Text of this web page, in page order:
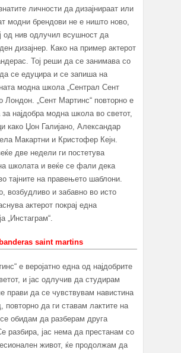
личности да дизајнираат или
модни брендови не е ништо ново,
од нив одлучил всушност да
дизајнер. Како на пример актерот
Тој реши да се занимава со
се едуцира и се запиша на
модна школа „Сентрал Сент
Лондон. „Сент Мартинс“ повторно е
за најдобра модна школа во светот,
како Џон Галијано, Александар
Макартни и Кристофер Кејн.
две недели ги постетува
школата и веќе се фали дека
тајните на правењето шаблони.
возбудливо и забавно во исто
актерот покрај една
„Инстаграм“.
е веројатно една од најдобрите
и јас одлучив да студирам
прави да се чувствувам навистина
повторно да ги ставам лактите на
обидам да разберам друга
разбира, јас нема да престанам со
живот, ќе продолжам да